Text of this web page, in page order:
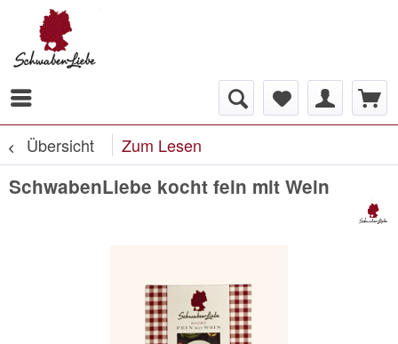
Übersicht Zum Lesen
SchwabenLiebe kocht fein mit Wein